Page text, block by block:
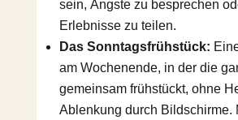
sein, Ängste zu besprechen
Erlebnisse zu teilen.
Das Sonntagsfrühstück:
am Wochenende, in der die
gemeinsam frühstückt, ohne
Ablenkung durch Bildschirme.